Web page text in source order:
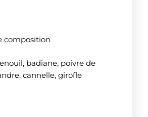
composition
badiane, poivre de
cannelle, girofle